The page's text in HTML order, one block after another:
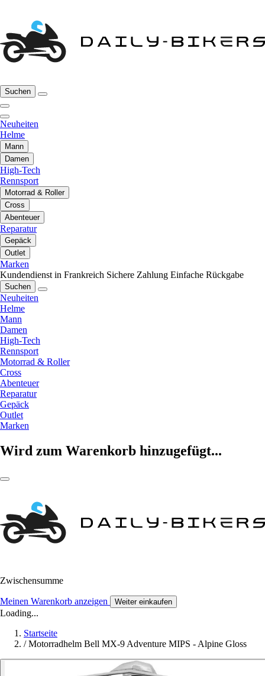
Suchen
Neuheiten
Helme
Mann
Damen
High-Tech
Rennsport
Motorrad & Roller
Cross
Abenteuer
Reparatur
Gepäck
Outlet
Marken
Kundendienst in Frankreich Sichere Zahlung Einfache Rückgabe
Suchen
Neuheiten
Helme
Mann
Damen
High-Tech
Rennsport
Motorrad & Roller
Cross
Abenteuer
Reparatur
Gepäck
Outlet
Marken
Wird zum Warenkorb hinzugefügt...
Zwischensumme
Meinen Warenkorb anzeigen Weiter einkaufen
Loading...
Startseite
/ Motorradhelm Bell MX-9 Adventure MIPS - Alpine Gloss